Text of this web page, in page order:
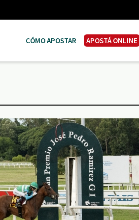
CÓMO APOSTAR APOSTÁ ONLINE